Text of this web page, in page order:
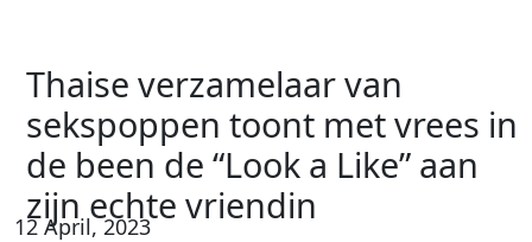
Thaise verzamelaar van
sekspoppen toont met vrees in
de been de “Look a Like” aan
zijn echte vriendin
12 April, 2023